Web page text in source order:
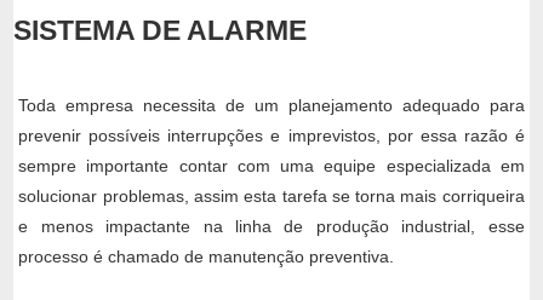
SISTEMA DE ALARME
Toda empresa necessita de um planejamento adequado para
prevenir possíveis interrupções e imprevistos, por essa razão é
sempre importante contar com uma equipe especializada em
solucionar problemas, assim esta tarefa se torna mais corriqueira
e menos impactante na linha de produção industrial, esse
processo é chamado de manutenção preventiva.